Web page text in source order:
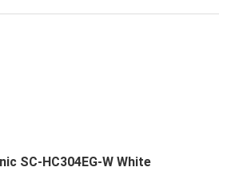
SC-HC304EG-W White